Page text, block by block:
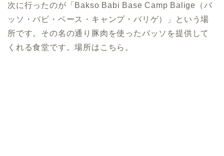
次に行ったのが「Bakso Babi Base Camp Balige（バ
ッソ・バビ・ベース・キャンプ・バリゲ）」という場
所です。その名の通り豚肉を使ったバッソを提供して
くれる食堂です。場所はこちら。